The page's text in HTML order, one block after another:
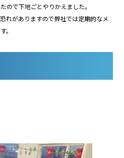
ので下地ごとやりかえました。
れがありますので弊社では定期的なメ
。